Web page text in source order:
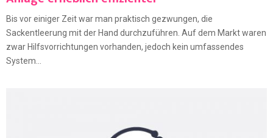
Bis vor einiger Zeit war man praktisch gezwungen, die
Sackentleerung mit der Hand durchzuführen. Auf dem Markt waren
zwar Hilfsvorrichtungen vorhanden, jedoch kein umfassendes
System...